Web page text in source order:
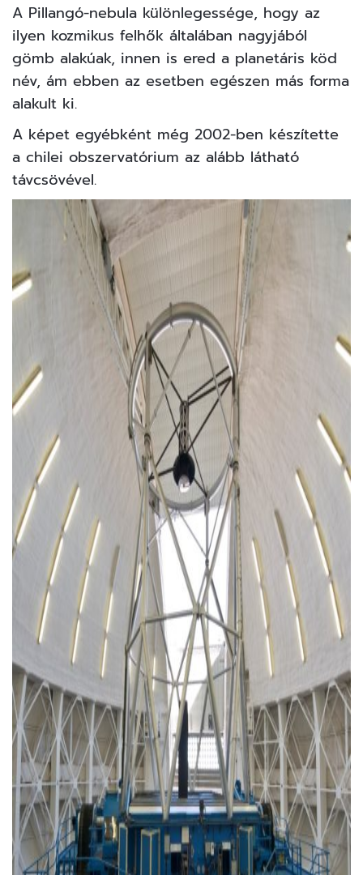
A Pillangó-nebula különlegessége, hogy az
ilyen kozmikus felhők általában nagyjából
gömb alakúak, innen is ered a planetáris köd
név, ám ebben az esetben egészen más forma
alakult ki.
A képet egyébként még 2002-ben készítette
a chilei obszervatórium az alább látható
távcsövével.